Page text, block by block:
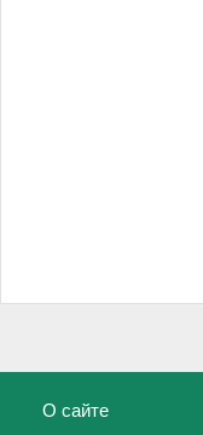
О сайте